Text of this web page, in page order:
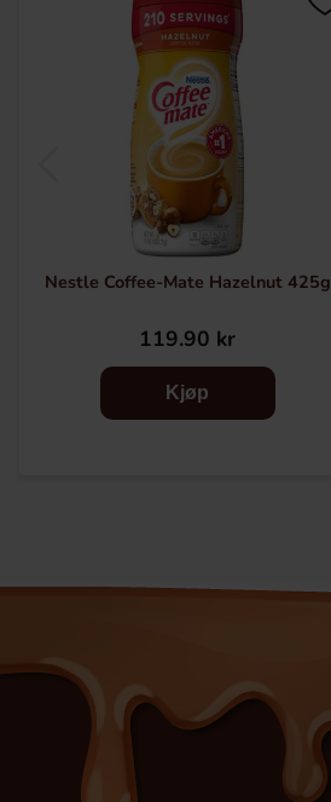
Nestle Coffee-Mate Hazelnut 425g
119.90 kr
Kjøp